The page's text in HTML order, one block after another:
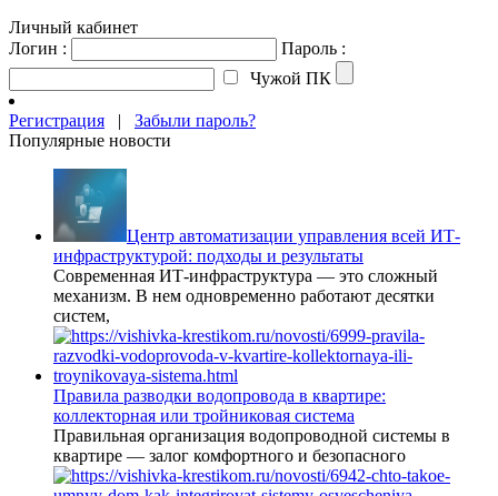
Личный кабинет
Логин :
Пароль :
Чужой ПК
Регистрация | Забыли пароль?
Популярные новости
Центр автоматизации управления всей ИТ-
инфраструктурой: подходы и результаты
Современная ИТ-инфраструктура — это сложный
механизм. В нем одновременно работают десятки
систем,
Правила разводки водопровода в квартире:
коллекторная или тройниковая система
Правильная организация водопроводной системы в
квартире — залог комфортного и безопасного